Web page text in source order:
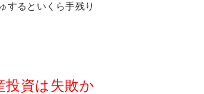
するといくら手残り
投資は失敗か